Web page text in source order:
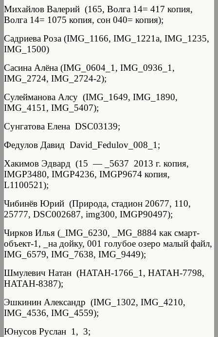
Михайлов Валерий (165, Волга 14= 417 копия,
Волга 14= 1075 копия, сон 040= копия);
Садриева Роза (IMG_1166, IMG_1221a, IMG_1235,
IMG_1500)
Сасина Алёна (IMG_0604_1, IMG_0936_1,
IMG_2724, IMG_2724-2);
Сулейманова Алсу (IMG_1649, IMG_1890,
IMG_4151, IMG_5407);
Сунгатова Елена DSC03139;
Федулов Давид David_Fedulov_008_1;
Хакимов Эдвард (15 — _5637 2013 г. копия,
IMGP3480, IMGP4236, IMGP9674 копия,
L1100521);
Чибинёв Юрий (Природа, стадион 20677, 110,
25777, DSC002687, img300, IMGP90497);
Чирков Илья (_IMG_6230, _MG_8884 как смарт-
объект-1, _на дойку, 001 голубое озеро малый файл,
IMG_6579, IMG_7638, IMG_9449);
Шмулевич Натан (НАТАН-1766_1, НАТАН-7798,
НАТАН-8387);
Эшкинин Александр (IMG_1302, IMG_4210,
IMG_4536, IMG_4559);
Юнусов Руслан 1, 3;